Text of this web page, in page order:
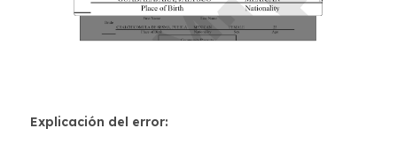
Explicación del error: